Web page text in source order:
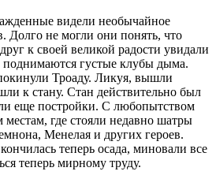
видели необычайное
Долго не могли они понять, что
к своей великой радости увидали
поднимаются густые клубы дыма.
Троаду. Ликуя, вышли
к стану. Стан действительно был
еще постройки. С любопытством
где стояли недавно шатры
Менелая и других героев.
теперь осада, миновали все
теперь мирному труду.